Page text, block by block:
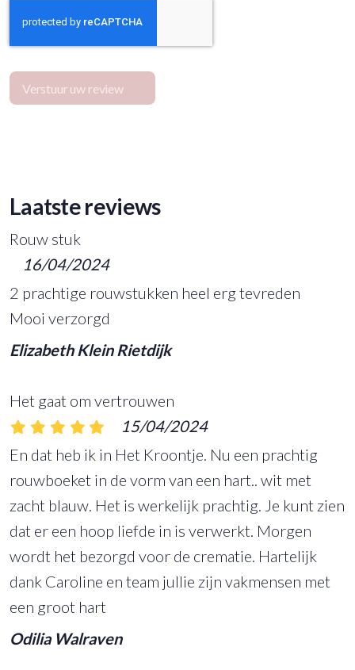
Verstuur uw review
Laatste reviews
Rouw stuk
16/04/2024
2 prachtige rouwstukken heel erg tevreden
Mooi verzorgd
Elizabeth Klein Rietdijk
Het gaat om vertrouwen
15/04/2024
En dat heb ik in Het Kroontje. Nu een prachtig
rouwboeket in de vorm van een hart.. wit met
zacht blauw. Het is werkelijk prachtig. Je kunt zien
dat er een hoop liefde in is verwerkt. Morgen
wordt het bezorgd voor de crematie. Hartelijk
dank Caroline en team jullie zijn vakmensen met
een groot hart
Odilia Walraven